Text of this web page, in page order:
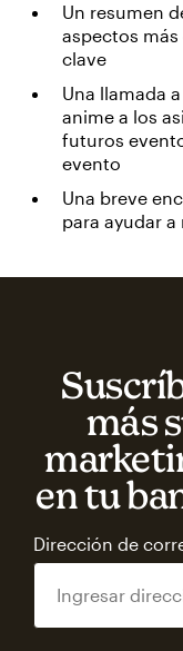
Un resumen
aspectos
clave
Una llamada
anime a los
futuros
evento
Una breve
para ayudar
más
en tu
Dirección de